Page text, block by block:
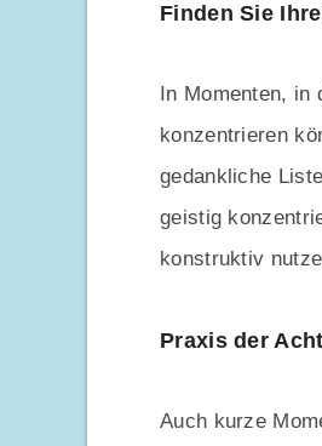
Finden Sie
In Momenten, in
konzentrieren
gedankliche
geistig
konstruktiv
Praxis der
Auch kurze